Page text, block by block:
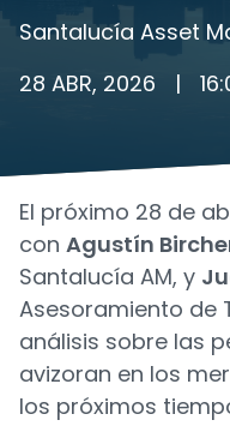
Santalucía Asset
28 ABR, 2026
|
El próximo 28 de
con Agustín
Santalucía AM, y
Asesoramiento de
análisis sobre las
avizoran en los
los próximos